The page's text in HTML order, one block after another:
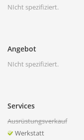
NIcht spezifiziert.
Angebot
NIcht spezifiziert.
Services
Ausrüstungsverkauf
Werkstatt